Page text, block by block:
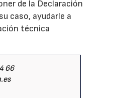
de la Declaración
caso, ayudarle a
técnica
66